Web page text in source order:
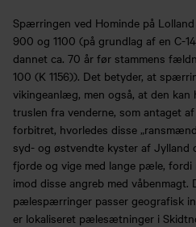
Spærringen ved Hominde på
900 og 1100 (på grundlag af en C-
dannet ca. 70 år før stammens
100 (K 1156)). Det betyder, at
vikingeanlæg, men også, at den kan
truslen fra venderne, som antaget
forbitret, hvorledes disse
syd- og østvendte kyster af Jylland
fjorde og vige med lange pæle, fordi
imod disse angreb med
pælespærringer passer geografisk
er lokaliseret pælesætninger i